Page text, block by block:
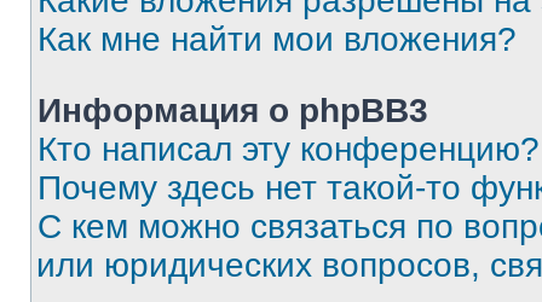
Как мне найти мои вложения?
Информация о phpBB3
Кто написал эту конференцию?
Почему здесь нет такой-то
С кем можно связаться по
или юридических вопросов,